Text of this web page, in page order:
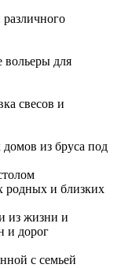
вольеры для
свесов и
из бруса под
родных и близких
из жизни и
и дорог
с семьей